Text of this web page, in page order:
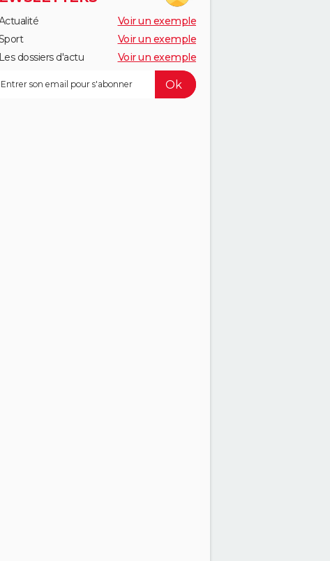
Voir un exemple
Voir un exemple
Les dossiers d'actu
Voir un exemple